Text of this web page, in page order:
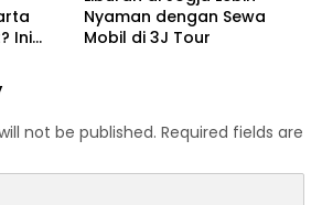
Ini
Nyaman dengan Sewa
Mobil di 3J Tour
not be published. Required fields are